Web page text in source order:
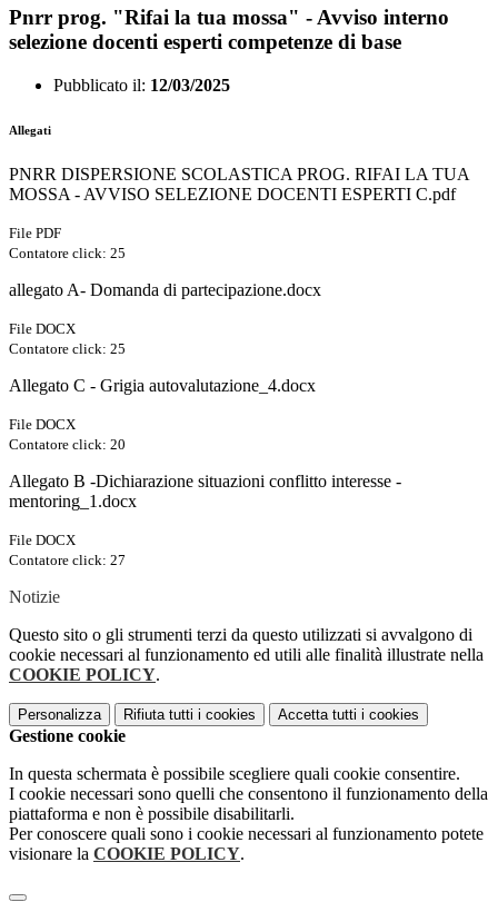
Pnrr prog. "Rifai la tua mossa" - Avviso interno
selezione docenti esperti competenze di base
Pubblicato il: 12/03/2025
Allegati
PNRR DISPERSIONE SCOLASTICA PROG. RIFAI LA TUA
MOSSA - AVVISO SELEZIONE DOCENTI ESPERTI C.pdf
File PDF
Contatore click: 25
allegato A- Domanda di partecipazione.docx
File DOCX
Contatore click: 25
Allegato C - Grigia autovalutazione_4.docx
File DOCX
Contatore click: 20
Allegato B -Dichiarazione situazioni conflitto interesse -
mentoring_1.docx
File DOCX
Contatore click: 27
Notizie
Questo sito o gli strumenti terzi da questo utilizzati si avvalgono di
cookie necessari al funzionamento ed utili alle finalità illustrate nella
COOKIE POLICY.
Personalizza Rifiuta tutti i cookies Accetta tutti i cookies
Gestione cookie
In questa schermata è possibile scegliere quali cookie consentire.
I cookie necessari sono quelli che consentono il funzionamento della
piattaforma e non è possibile disabilitarli.
Per conoscere quali sono i cookie necessari al funzionamento potete
visionare la COOKIE POLICY.